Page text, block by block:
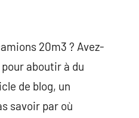
20m3 ? Avez-
aboutir à du
de blog, un
savoir par où